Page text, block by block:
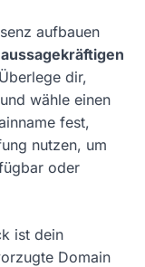
aufbauen
aussagekräftigen
dir,
wähle einen
fest,
nutzen, um
oder
ist dein
Domain